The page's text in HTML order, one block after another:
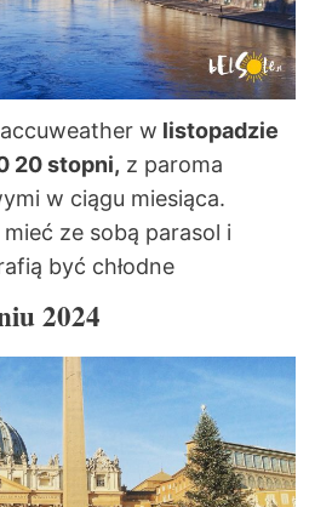
w listopadzie
20 stopni, z paroma
w ciągu miesiąca.
ze sobą parasol i
być chłodne
2024